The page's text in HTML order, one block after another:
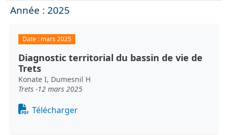
Année : 2025
Date : mars 2025
Diagnostic territorial du bassin de vie de
Trets
Konate I, Dumesnil H
Trets -12 mars 2025
Document
Télécharger